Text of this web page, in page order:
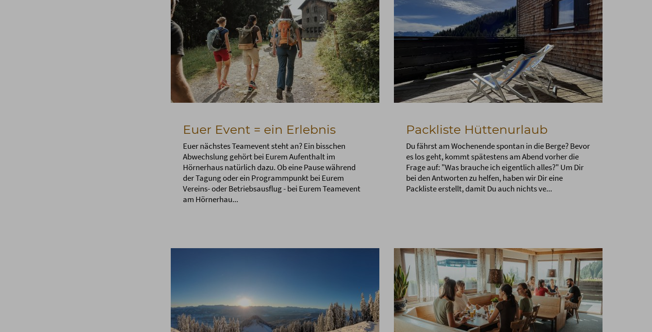
Euer Event = ein Erlebnis
Euer nächstes Teamevent steht an? Ein bisschen
Abwechslung gehört bei Eurem Aufenthalt im
Hörnerhaus natürlich dazu. Ob eine Pause während
der Tagung oder ein Programmpunkt bei Eurem
Vereins- oder Betriebsausflug - bei Eurem Teamevent
am Hörnerhau...
Packliste Hüttenurlaub
Du fährst am Wochenende spontan in die Berge? Bevor
es los geht, kommt spätestens am Abend vorher die
Frage auf: "Was brauche ich eigentlich alles?" Um Dir
bei den Antworten zu helfen, haben wir Dir eine
Packliste erstellt, damit Du auch nichts ve...